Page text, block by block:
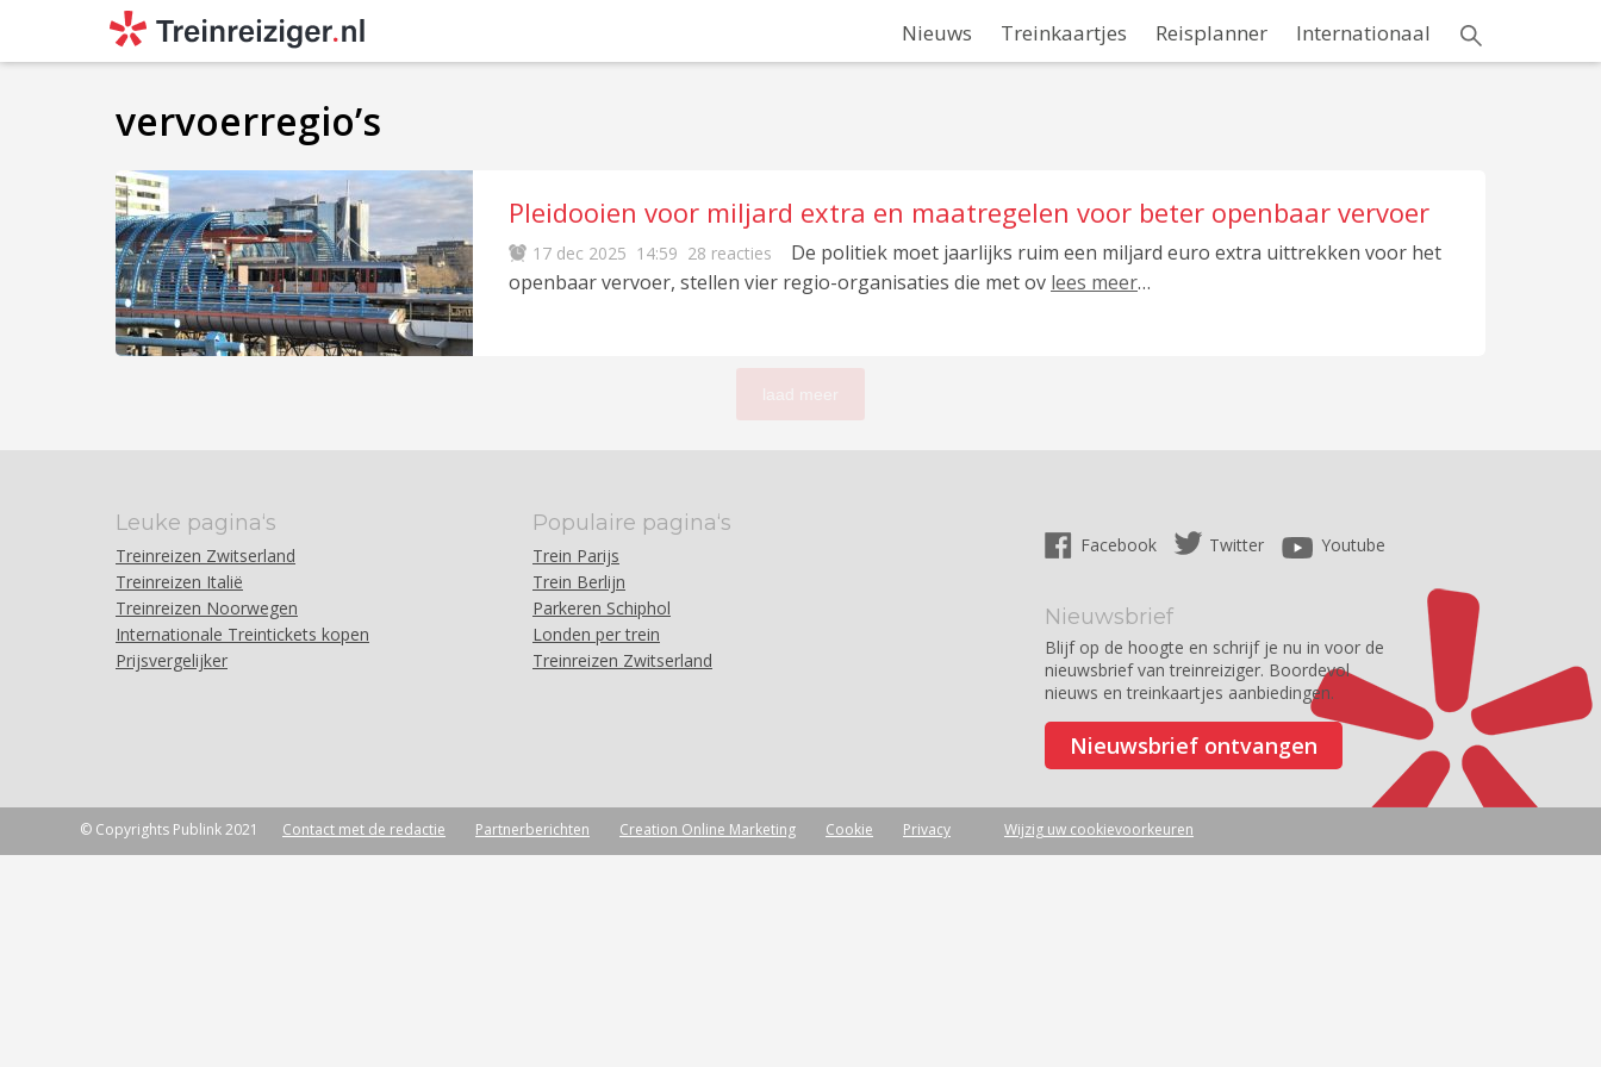
Nieuws Treinkaartjes Reisplanner Internationaal
vervoerregio’s
Pleidooien voor miljard extra en maatregelen voor beter openbaar vervoer
17 dec 2025 14:59 28 reacties
De politiek moet jaarlijks ruim een miljard euro extra uittrekken voor het
openbaar vervoer, stellen vier regio-organisaties die met ov lees meer…
Leuke pagina‘s
Treinreizen Zwitserland
Treinreizen Italië
Treinreizen Noorwegen
Internationale Treintickets kopen
Prijsvergelijker
Populaire pagina‘s
Trein Parijs
Trein Berlijn
Parkeren Schiphol
Londen per trein
Treinreizen Zwitserland
Facebook Twitter Youtube
Nieuwsbrief
Blijf op de hoogte en schrijf je nu in voor de
nieuwsbrief van treinreiziger. Boordevol
nieuws en treinkaartjes aanbiedingen.
Nieuwsbrief ontvangen
© Copyrights Publink 2021 Contact met de redactie Partnerberichten Creation Online Marketing Cookie Privacy Wijzig uw cookievoorkeuren